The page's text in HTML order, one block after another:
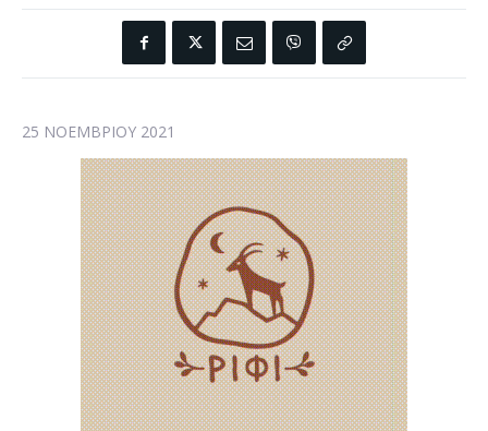
25 ΝΟΕΜΒΡΊΟΥ 2021